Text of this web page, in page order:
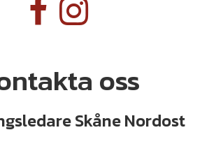
oss
Skåne Nordost